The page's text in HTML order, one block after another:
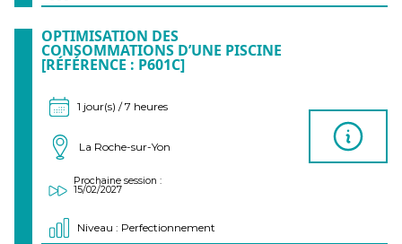
OPTIMISATION DES
CONSOMMATIONS D’UNE PISCINE
[RÉFÉRENCE : P601C]
1 jour(s) / 7 heures
La Roche-sur-Yon
Prochaine session :
15/02/2027
Niveau : Perfectionnement